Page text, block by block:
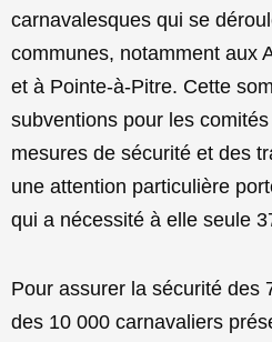
carnavalesques qui se
communes, notamment aux
et à Pointe-à-Pitre. Cette
subventions pour les
mesures de sécurité et des
une attention particulière
qui a nécessité à elle seule
Pour assurer la sécurité des
des 10 000 carnavaliers